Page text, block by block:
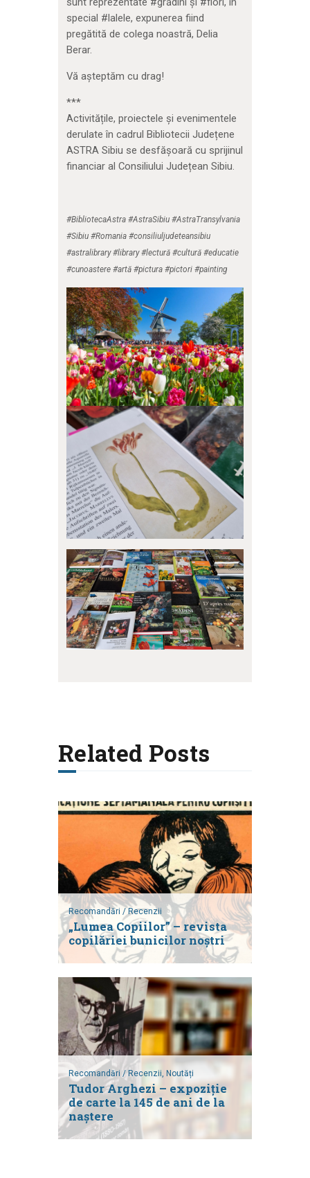
special #lalele, expunerea fiind
pregătită de colega noastră, Delia
Berar.
Vă așteptăm cu drag!
***
Activitățile, proiectele și evenimentele
derulate în cadrul Bibliotecii Județene
ASTRA Sibiu se desfășoară cu sprijinul
financiar al Consiliului Județean Sibiu.
#BibliotecaAstra #AstraSibiu #AstraTransylvania
#Sibiu #Romania #consiliuljudeteansibiu
#astralibrary #library #lectură #cultură #educatie
#cunoastere #artă #pictura #pictori #painting
Related Posts
Recomandări / Recenzii
„Lumea Copiilor” – revista
copilăriei bunicilor noștri
Recomandări / Recenzii, Noutăți
Tudor Arghezi – expoziție
de carte la 145 de ani de la
naștere